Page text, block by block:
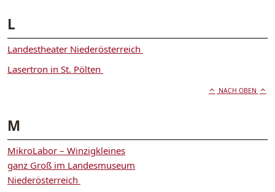
L
Landestheater Niederösterreich
Lasertron in St. Pölten
NACH OBEN
M
MikroLabor – Winzigkleines
ganz Groß im Landesmuseum
Niederösterreich